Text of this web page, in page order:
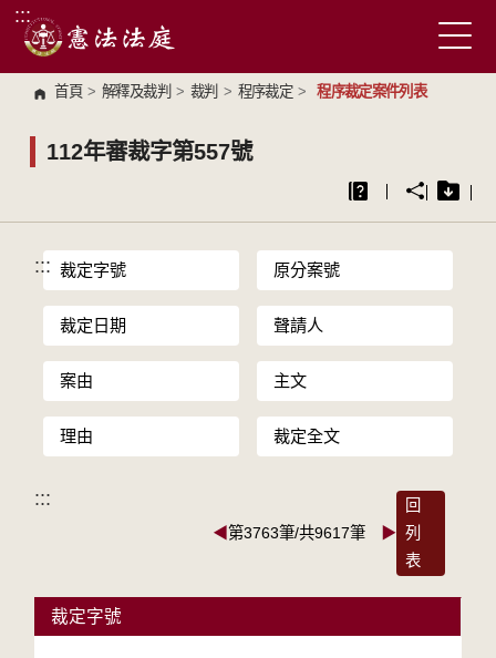
跳到主要內容區塊
:::
首頁 > 解釋及裁判 > 裁判 > 程序裁定 > 程序裁定案件列表
112年審裁字第557號
::: 裁定字號 原分案號
裁定日期 聲請人
案由 主文
理由 裁定全文
:::
◀第3763筆/共9617筆 ▶
回
列
表
裁定字號